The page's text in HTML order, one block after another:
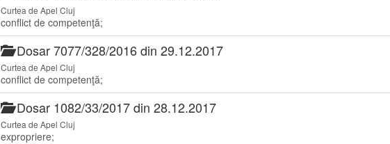
Curtea de Apel Cluj
conflict de competenţă;
Dosar 7077/328/2016 din 29.12.2017
Curtea de Apel Cluj
conflict de competenţă;
Dosar 1082/33/2017 din 28.12.2017
Curtea de Apel Cluj
expropriere;